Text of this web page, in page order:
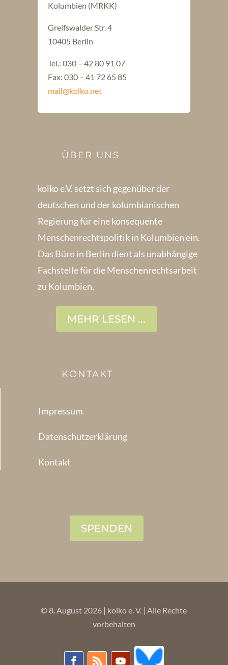
Kolumbien (MRKK)
Greifswalder Str. 4
10405 Berlin
Tel.: 030 – 42 80 91 07
Fax: 030 – 41 72 65 85
mail@kolko.net
ÜBER UNS
kolko e.V. setzt sich gegenüber der
deutschen und der kolumbianischen
Regierung für eine konsequente
Menschenrechts­politik in Kolum­bien ein.
Das Büro in Berlin dient als unabhängige
Fachstelle für die Menschen­rechtsarbeit
zu Kolumbien.
MEHR LESEN ...
KONTAKT
Impressum
Datenschutzerklärung
Kontakt
SPENDEN
© 8. August 2026 | kolko e. V. | Alle Rechte
vorbehalten